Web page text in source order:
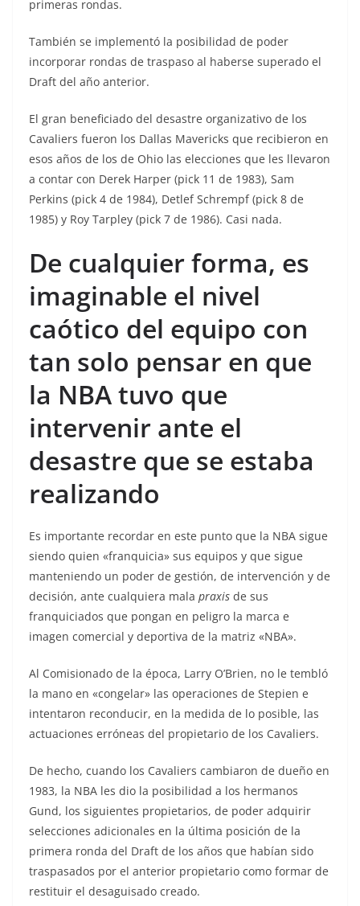
primeras rondas.
También se implementó la posibilidad de poder
incorporar rondas de traspaso al haberse superado el
Draft del año anterior.
El gran beneficiado del desastre organizativo de los
Cavaliers fueron los Dallas Mavericks que recibieron en
esos años de los de Ohio las elecciones que les llevaron
a contar con Derek Harper (pick 11 de 1983), Sam
Perkins (pick 4 de 1984), Detlef Schrempf (pick 8 de
1985) y Roy Tarpley (pick 7 de 1986). Casi nada.
De cualquier forma, es
imaginable el nivel
caótico del equipo con
tan solo pensar en que
la NBA tuvo que
intervenir ante el
desastre que se estaba
realizando
Es importante recordar en este punto que la NBA sigue
siendo quien «franquicia» sus equipos y que sigue
manteniendo un poder de gestión, de intervención y de
decisión, ante cualquiera mala praxis de sus
franquiciados que pongan en peligro la marca e
imagen comercial y deportiva de la matriz «NBA».
Al Comisionado de la época, Larry O’Brien, no le tembló
la mano en «congelar» las operaciones de Stepien e
intentaron reconducir, en la medida de lo posible, las
actuaciones erróneas del propietario de los Cavaliers.
De hecho, cuando los Cavaliers cambiaron de dueño en
1983, la NBA les dio la posibilidad a los hermanos
Gund, los siguientes propietarios, de poder adquirir
selecciones adicionales en la última posición de la
primera ronda del Draft de los años que habían sido
traspasados por el anterior propietario como formar de
restituir el desaguisado creado.